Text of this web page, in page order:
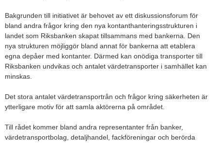
Bakgrunden till initiativet är behovet av ett diskussionsforum för
bland andra frågor kring den nya kontanthanteringsstrukturen i
landet som Riksbanken skapat tillsammans med bankerna. Den
nya strukturen möjliggör bland annat för bankerna att etablera
egna depåer med kontanter. Därmed kan onödiga transporter till
Riksbanken undvikas och antalet värdetransporter i samhället kan
minskas.
Det stora antalet värdetransportrån och frågor kring säkerheten är
ytterligare motiv för att samla aktörerna på området.
Till rådet kommer bland andra representanter från banker,
värdetransportbolag, detaljhandel, fackföreningar och berörda